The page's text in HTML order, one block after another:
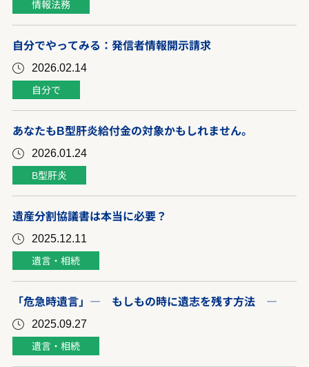
情報法務
自分でやってみる：発信者情報開示請求
2026.02.14
自分で
あなたもB型肝炎給付金の対象かもしれません。
2026.01.24
B型肝炎
遺産分割協議書は本当に必要？
2025.12.11
遺言・相続
「危急時遺言」― もしもの時に遺志を残す方法 ―
2025.09.27
遺言・相続